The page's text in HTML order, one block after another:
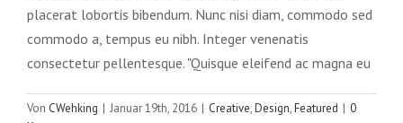
placerat lobortis bibendum. Nunc nisi diam, commodo sed
commodo a, tempus eu nibh. Integer venenatis
consectetur pellentesque. "Quisque eleifend ac magna eu
Von CWehking | Januar 19th, 2016 | Creative,Design,Featured | 0